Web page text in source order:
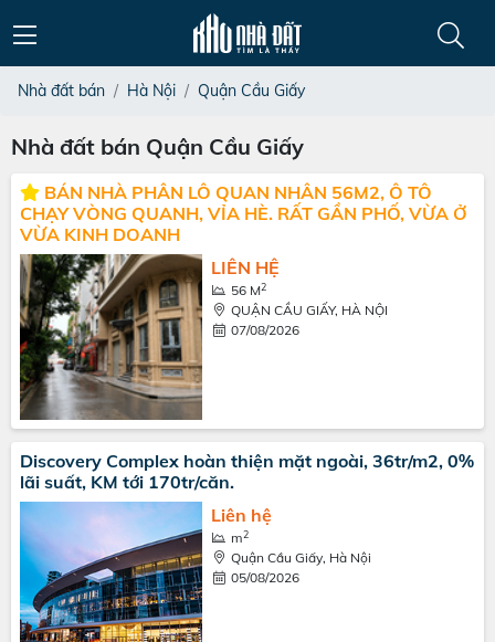
Nhà đất bán Hà Nội Quận Cầu Giấy
Nhà đất bán Quận Cầu Giấy
BÁN NHÀ PHÂN LÔ QUAN NHÂN 56M2, Ô TÔ
CHẠY VÒNG QUANH, VỈA HÈ. RẤT GẦN PHỐ, VỪA Ở
VỪA KINH DOANH
LIÊN HỆ
56 M2
QUẬN CẦU GIẤY, HÀ NỘI
07/08/2026
Discovery Complex hoàn thiện mặt ngoài, 36tr/m2, 0%
lãi suất, KM tới 170tr/căn.
Liên hệ
m2
Quận Cầu Giấy, Hà Nội
05/08/2026